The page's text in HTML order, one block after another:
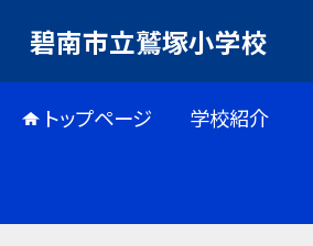
碧南市立鷲塚小学校
トップページ 学校紹介